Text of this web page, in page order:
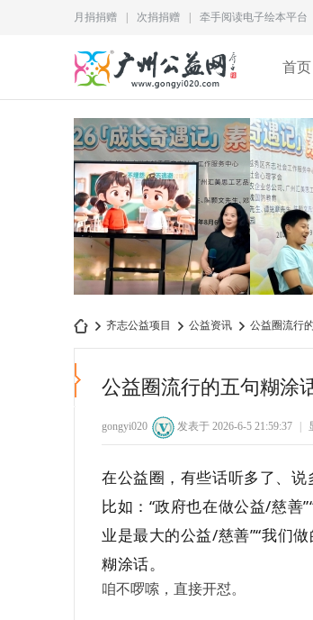
月捐捐赠 次捐捐赠 牵手阅读电子绘本平台
首页
犯错并不可怕，不敢承担
12 1
为儿童
50
齐志公益项目 公益资讯 公益圈流行
公益圈流行的五句糊涂
gongyi020 发表于 2026-6-5 21:59:37
在公益圈，有些话听多了、说
比如：“政府也在做公益/慈善
业是最大的公益/慈善”“我们
糊涂话。
咱不啰嗦，直接开怼。